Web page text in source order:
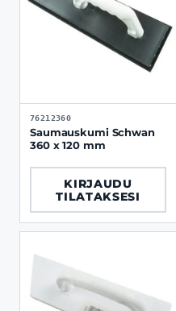
76212360
Saumauskumi Schwan
360 x 120 mm
KIRJAUDU
TILATAKSESI